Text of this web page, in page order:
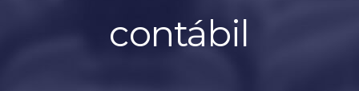
contábil